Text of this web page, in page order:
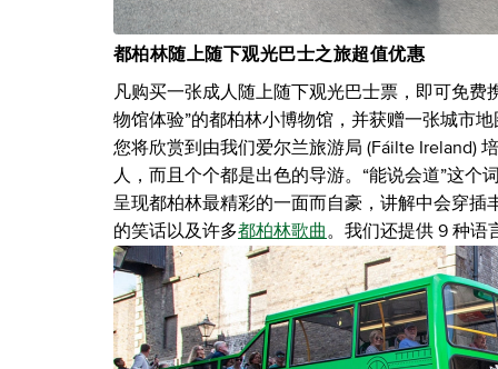
都柏林随上随下观光巴士之旅超值优惠
凡购买一张成人随上随下观光巴士票，即可免
物馆体验”的都柏林小博物馆，并获赠一张城市地
您将欣赏到由我们爱尔兰旅游局 (Fáilte Ireland)
人，而且个个都是出色的导游。“能说会道”这
呈现都柏林最精彩的一面而自豪，讲解中会穿
的笑话以及许多都柏林歌曲 。我们还提供 9 种语